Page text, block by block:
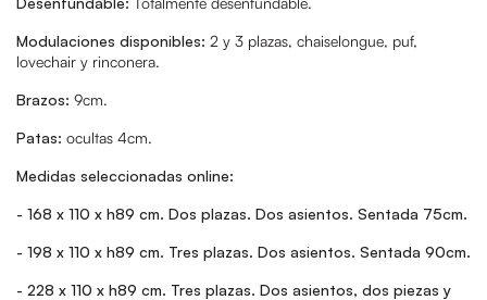
Modulaciones disponibles: 2 y 3 plazas, chaiselongue, puf,
lovechair y rinconera.
Brazos: 9cm.
Patas: ocultas 4cm.
Medidas seleccionadas online:
- 168 x 110 x h89 cm. Dos plazas. Dos asientos. Sentada 75cm.
- 198 x 110 x h89 cm. Tres plazas. Dos asientos. Sentada 90cm.
- 228 x 110 x h89 cm. Tres plazas. Dos asientos, dos piezas y